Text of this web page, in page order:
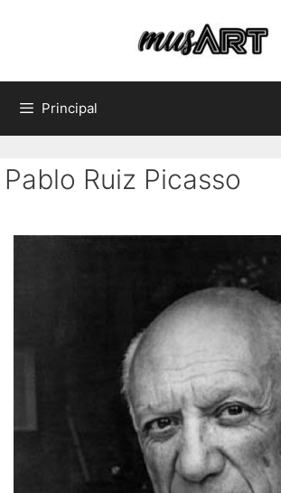
Principal
Pablo Ruiz Picasso